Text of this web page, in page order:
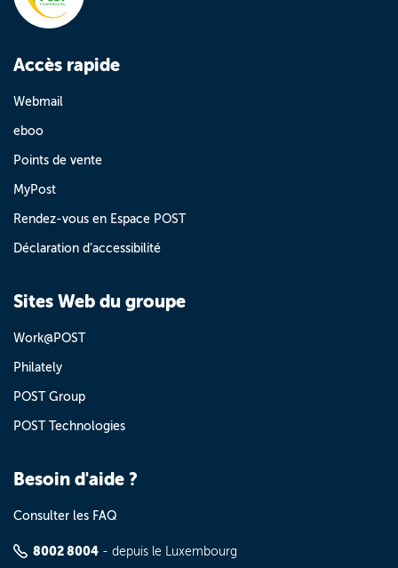
Accès rapide
Webmail
eboo
Points de vente
MyPost
Rendez-vous en Espace POST
Déclaration d’accessibilité
Sites Web du groupe
Work@POST
Philately
POST Group
POST Technologies
Besoin d'aide ?
Consulter les FAQ
8002 8004 - depuis le Luxembourg